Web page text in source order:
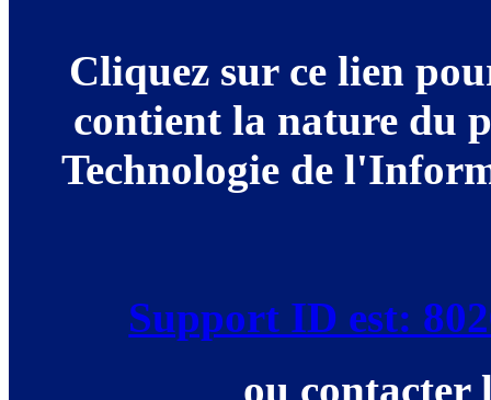
Cliquez sur ce lien
contient la nature du
Technologie de
Support ID est:
ou contacter